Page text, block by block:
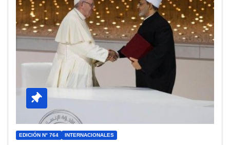
EDICIÓN N° 764 INTERNACIONALES